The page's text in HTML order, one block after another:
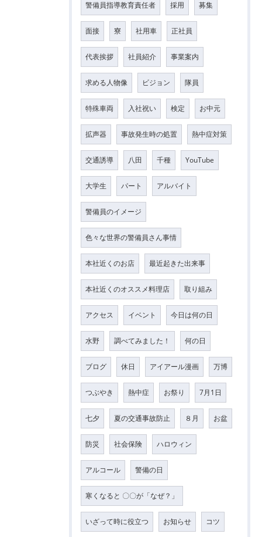
警備員指導教育責任者 採用 募集
面接 寮 社用車 正社員
代表挨拶 社員紹介 事業案内
求める人物像 ビジョン 隊員
特殊車両 入社祝い 検定 お中元
拡声器 事故発生時の処置 熱中症対策
交通誘導 八田 千種 YouTube
大学生 パート アルバイト
警備員のイメージ
色々な世界の警備員さん事情
本社近くのお店 最近起きた出来事
本社近くのオススメ料理店 取り組み
アクセス イベント 今日は何の日
水野 調べてみました！ 何の日
ブログ 休日 アイアール漫画 万博
つぶやき 熱中症 お祭り 7月1日
七夕 夏の交通事故防止 ８月 お盆
防災 社会保険 ハロウィン
アルコール 警備の日
寒くなると 〇〇が「なぜ？」
いざって時に役立つ お知らせ コツ